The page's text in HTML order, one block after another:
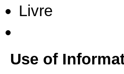
Livre
Use of